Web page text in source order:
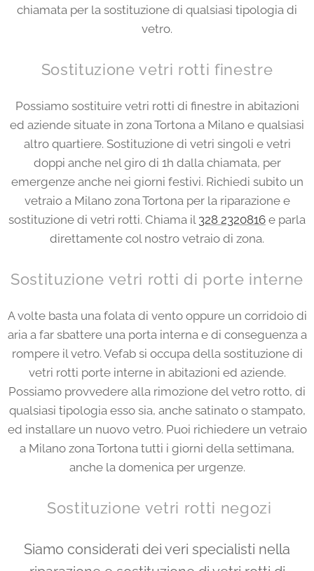
chiamata per la sostituzione di qualsiasi tipologia di
vetro.
Sostituzione vetri rotti finestre
Possiamo sostituire vetri rotti di finestre in abitazioni
ed aziende situate in zona Tortona a Milano e qualsiasi
altro quartiere. Sostituzione di vetri singoli e vetri
doppi anche nel giro di 1h dalla chiamata, per
emergenze anche nei giorni festivi. Richiedi subito un
vetraio a Milano zona Tortona per la riparazione e
sostituzione di vetri rotti. Chiama il 328 2320816 e parla
direttamente col nostro vetraio di zona.
Sostituzione vetri rotti di porte interne
A volte basta una folata di vento oppure un corridoio di
aria a far sbattere una porta interna e di conseguenza a
rompere il vetro. Vefab si occupa della sostituzione di
vetri rotti porte interne in abitazioni ed aziende.
Possiamo provvedere alla rimozione del vetro rotto, di
qualsiasi tipologia esso sia, anche satinato o stampato,
ed installare un nuovo vetro. Puoi richiedere un vetraio
a Milano zona Tortona tutti i giorni della settimana,
anche la domenica per urgenze.
Sostituzione vetri rotti negozi
Siamo considerati dei veri specialisti nella